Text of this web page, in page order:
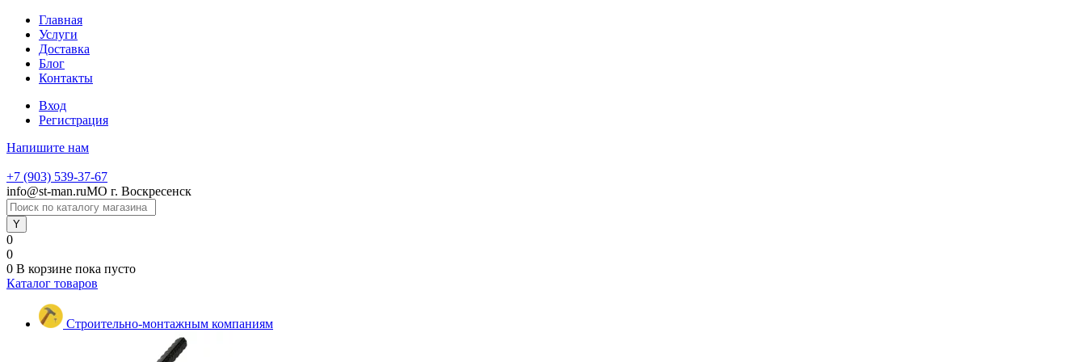
Главная
Услуги
Доставка
Блог
Контакты
Вход
Регистрация
Напишите нам
+7 (903) 539-37-67
info@st-man.ruМО г. Воскресенск
0
0
0 В корзине пока пусто
Каталог товаров
Строительно-монтажным компаниям